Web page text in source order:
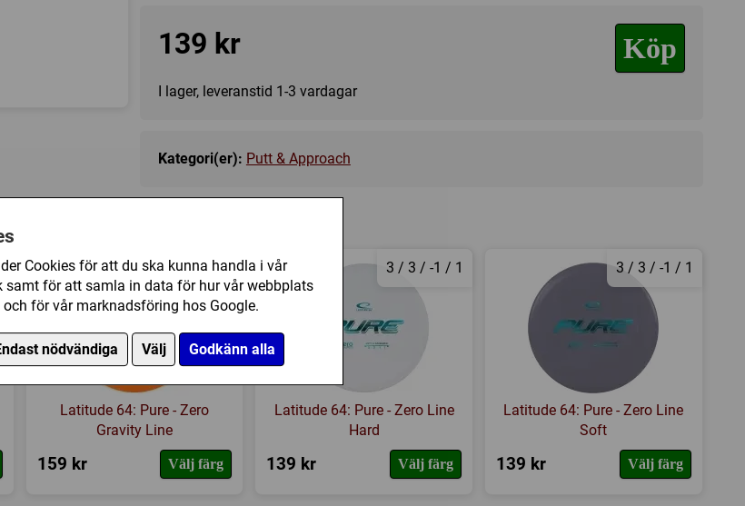
Cookies för att du ska kunna handla i vår
samt för att samla in data för hur vår webbplats
och för vår marknadsföring hos Google.
nödvändiga Välj Godkänn alla
139 kr Köp
I lager, leveranstid 1-3 vardagar
Kategori(er): Putt & Approach
3 / 3 / -1 / 1
Latitude 64: Pure - Zero
Gravity Line
159 kr Välj färg
3 / 3 / -1 / 1
Latitude 64: Pure - Zero Line
Hard
139 kr Välj färg
3 / 3 / -1 / 1
Latitude 64: Pure - Zero Line
Soft
139 kr Välj färg